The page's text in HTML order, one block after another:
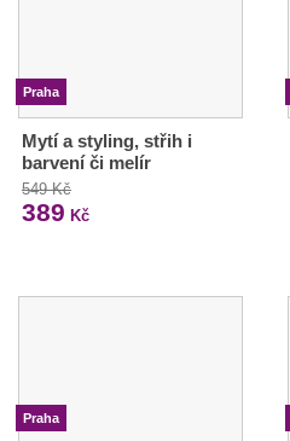
Praha
Mytí a styling, střih i
barvení či melír
549 Kč
389 Kč
Praha